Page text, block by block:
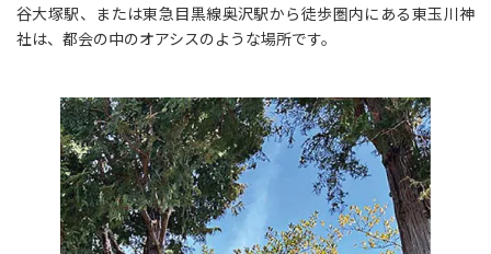
谷大塚駅、または東急目黒線奥沢駅から徒歩圏内にある東玉川神
社は、都会の中のオアシスのような場所です。